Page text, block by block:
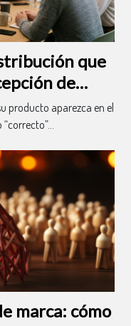
que
de
producto aparezca en el
marca: cómo